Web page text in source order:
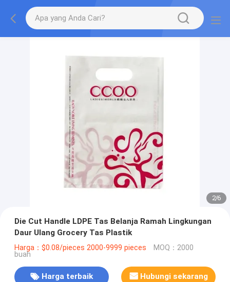
2/6
Die Cut Handle LDPE Tas Belanja Ramah Lingkungan
Daur Ulang Grocery Tas Plastik
Harga：$0.08/pieces 2000-9999 pieces MOQ：2000
buah
Harga terbaik Hubungi sekarang